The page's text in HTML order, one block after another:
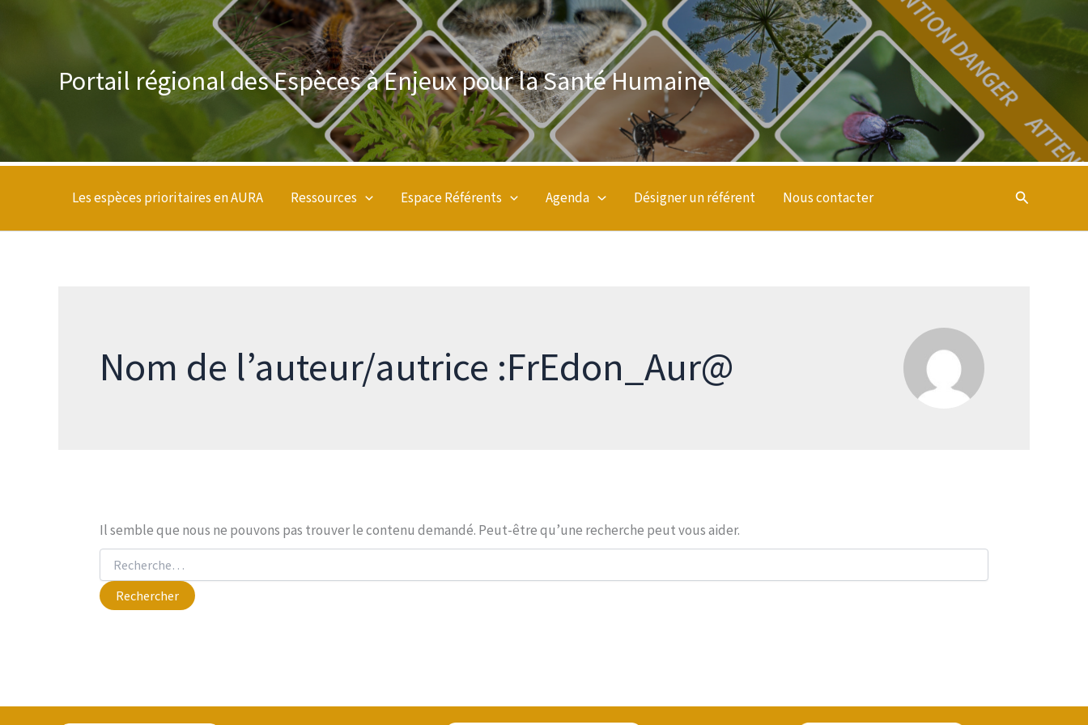
Portail régional des Espèces à Enjeux pour la Santé Humaine
Les espèces prioritaires en AURA Ressources Espace Référents Agenda Désigner un référent Nous contacter Rechercher
Nom de l’auteur/autrice :FrEdon_Aur@
Il semble que nous ne pouvons pas trouver le contenu demandé. Peut-être qu’une recherche peut vous aider.
Rechercher :